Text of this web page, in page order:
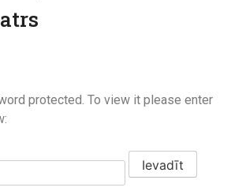
protected. To view it please enter